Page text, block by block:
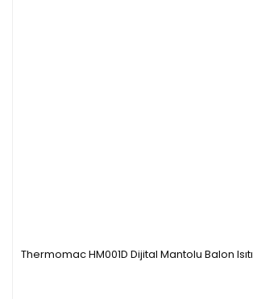
Thermomac HM001D Dijital Mantolu Balon